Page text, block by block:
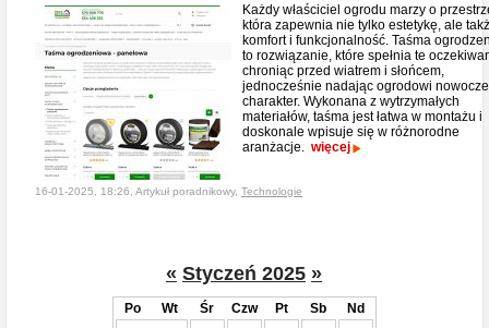
Każdy właściciel ogrodu marzy o
która zapewnia nie tylko estetykę, ale
komfort i funkcjonalność. Taśma
to rozwiązanie, które spełnia te
chroniąc przed wiatrem i słońcem,
jednocześnie nadając ogrodowi
charakter. Wykonana z wytrzymałych
materiałów, taśma jest łatwa w montażu i
doskonale wpisuje się w różnorodne
aranżacje. więcej
16-01-2025, 18:26, Artykuł poradnikowy, Technologie
« Styczeń 2025 »
Po Wt Śr Czw Pt Sb
Nd